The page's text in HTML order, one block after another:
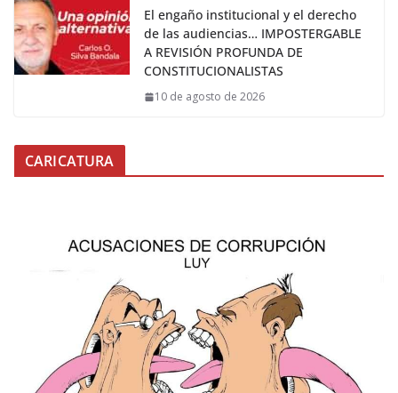
El engaño institucional y el derecho
de las audiencias… IMPOSTERGABLE
A REVISIÓN PROFUNDA DE
CONSTITUCIONALISTAS
10 de agosto de 2026
CARICATURA